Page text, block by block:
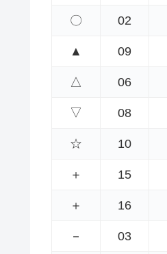
〇 02
▲ 09
△ 06
▽ 08
☆ 10
＋ 15
＋ 16
－ 03